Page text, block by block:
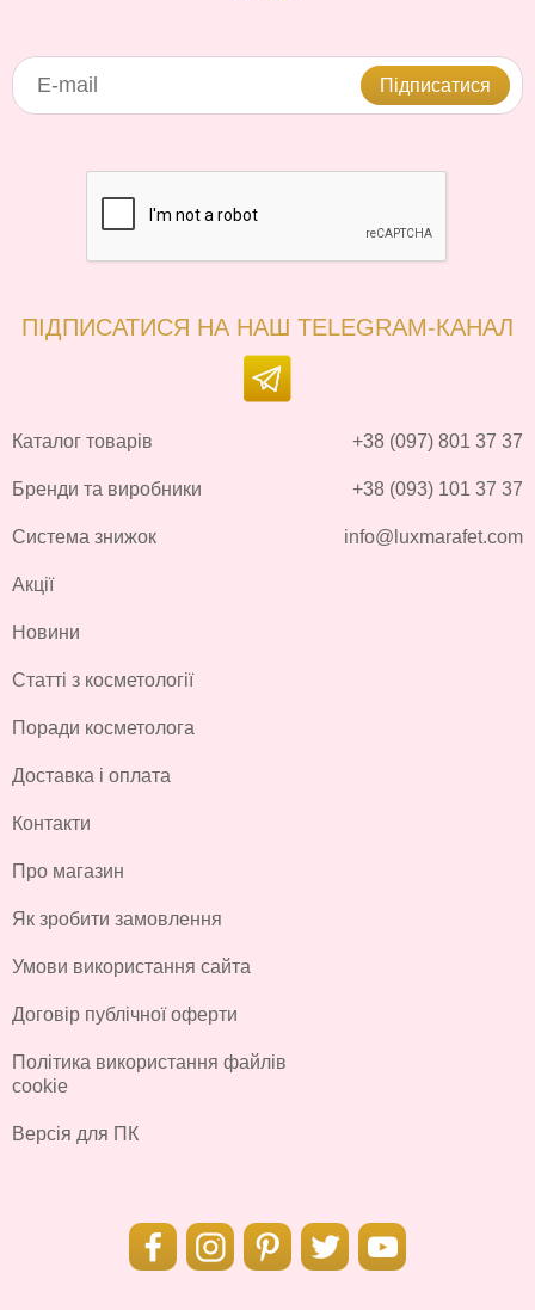
Підписатися
ПІДПИСАТИСЯ НА НАШ TELEGRAM-КАНАЛ
Каталог товарів
Бренди та виробники
Система знижок
Акції
Новини
Статті з косметології
Поради косметолога
Доставка і оплата
Контакти
Про магазин
Як зробити замовлення
Умови використання сайта
Договір публічної оферти
Політика використання файлів
cookie
Версія для ПК
+38 (097) 801 37 37
+38 (093) 101 37 37
info@luxmarafet.com